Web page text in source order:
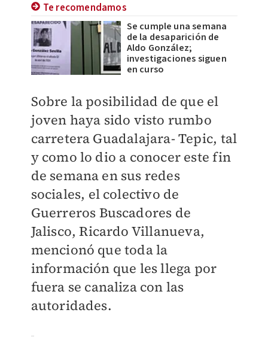
Te recomendamos
Se cumple una semana
de la desaparición de
Aldo González;
investigaciones siguen
en curso
Sobre la posibilidad de que el
joven haya sido visto rumbo
carretera Guadalajara- Tepic, tal
y como lo dio a conocer este fin
de semana en sus redes
sociales, el colectivo de
Guerreros Buscadores de
Jalisco, Ricardo Villanueva,
mencionó que toda la
información que les llega por
fuera se canaliza con las
autoridades.